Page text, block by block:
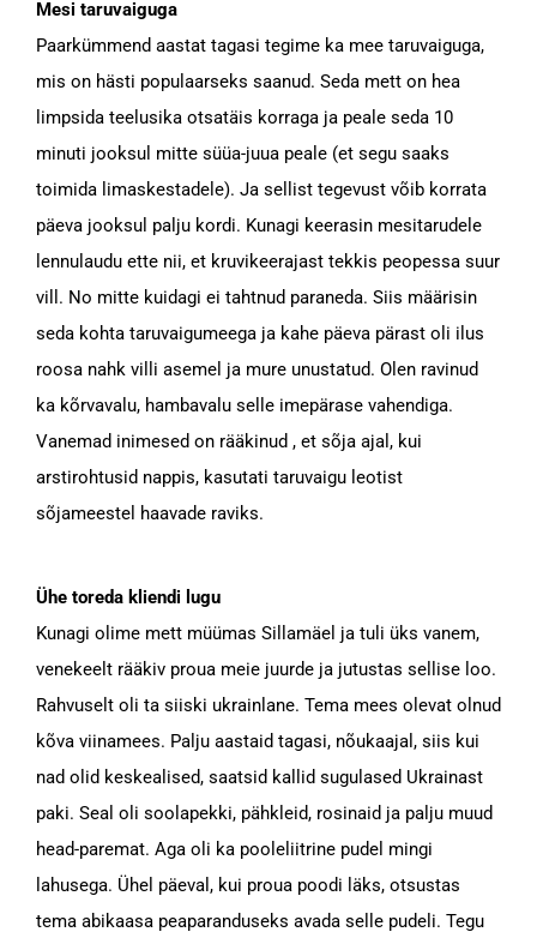
Mesi taruvaiguga
Paarkümmend aastat tagasi tegime ka mee taruvaiguga,
mis on hästi populaarseks saanud. Seda mett on hea
limpsida teelusika otsatäis korraga ja peale seda 10
minuti jooksul mitte süüa-juua peale (et segu saaks
toimida limaskestadele). Ja sellist tegevust võib korrata
päeva jooksul palju kordi. Kunagi keerasin mesitarudele
lennulaudu ette nii, et kruvikeerajast tekkis peopessa suur
vill. No mitte kuidagi ei tahtnud paraneda. Siis määrisin
seda kohta taruvaigumeega ja kahe päeva pärast oli ilus
roosa nahk villi asemel ja mure unustatud. Olen ravinud
ka kõrvavalu, hambavalu selle imepärase vahendiga.
Vanemad inimesed on rääkinud , et sõja ajal, kui
arstirohtusid nappis, kasutati taruvaigu leotist
sõjameestel haavade raviks.
Ühe toreda kliendi lugu
Kunagi olime mett müümas Sillamäel ja tuli üks vanem,
venekeelt rääkiv proua meie juurde ja jutustas sellise loo.
Rahvuselt oli ta siiski ukrainlane. Tema mees olevat olnud
kõva viinamees. Palju aastaid tagasi, nõukaajal, siis kui
nad olid keskealised, saatsid kallid sugulased Ukrainast
paki. Seal oli soolapekki, pähkleid, rosinaid ja palju muud
head-paremat. Aga oli ka pooleliitrine pudel mingi
lahusega. Ühel päeval, kui proua poodi läks, otsustas
tema abikaasa peaparanduseks avada selle pudeli. Tegu